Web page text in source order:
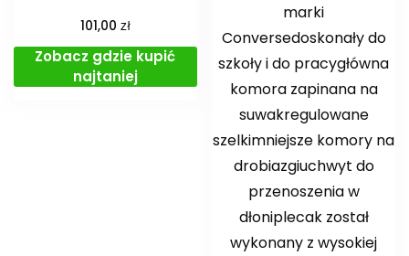
101,00 zł
Zobacz gdzie kupić
najtaniej
marki
Conversedoskonały do
szkoły i do pracygłówna
komora zapinana na
suwakregulowane
szelkimniejsze komory na
drobiazgiuchwyt do
przenoszenia w
dłoniplecak został
wykonany z wysokiej